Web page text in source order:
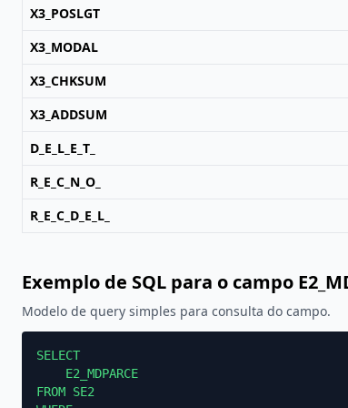
X3_POSLGT
X3_MODAL
X3_CHKSUM
X3_ADDSUM
D_E_L_E_T_
R_E_C_N_O_
R_E_C_D_E_L_
Exemplo de SQL para o campo
Modelo de query simples para consulta do campo.
SELECT
    E2_MDPARCE
FROM SE2